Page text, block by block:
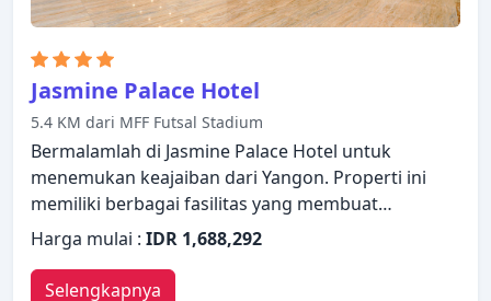
Jasmine Palace Hotel
5.4 KM dari MFF Futsal Stadium
Bermalamlah di Jasmine Palace Hotel untuk
menemukan keajaiban dari Yangon. Properti ini
memiliki berbagai fasilitas yang membuat
pengalaman menginap Anda menyenangkan.
Fasilitas-fasilitas seperti layanan kamar 24 jam, WiFi
gratis di semua kamar, satpam 24 jam, layanan
Harga mulai : IDR 1,688,292
Selengkapnya